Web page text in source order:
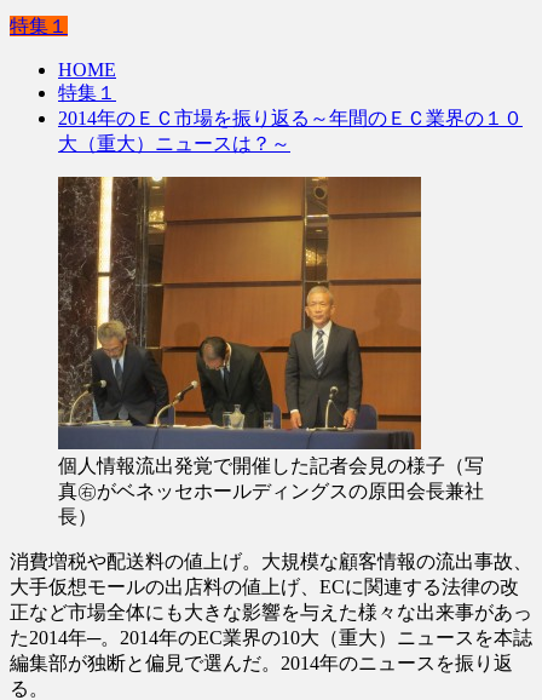
特集１
HOME
特集１
2014年のＥＣ市場を振り返る～年間のＥＣ業界の１０
大（重大）ニュースは？～
個人情報流出発覚で開催した記者会見の様子（写
真㊨がベネッセホールディングスの原田会長兼社
長）
消費増税や配送料の値上げ。大規模な顧客情報の流出事故、
大手仮想モールの出店料の値上げ、ECに関連する法律の改
正など市場全体にも大きな影響を与えた様々な出来事があっ
た2014年─。2014年のEC業界の10大（重大）ニュースを本誌
編集部が独断と偏見で選んだ。2014年のニュースを振り返
る。